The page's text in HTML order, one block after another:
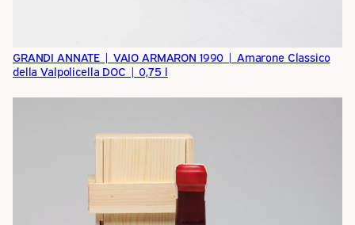
GRANDI ANNATE | VAIO ARMARON 1990 | Amarone Classico
della Valpolicella DOC | 0,75 l